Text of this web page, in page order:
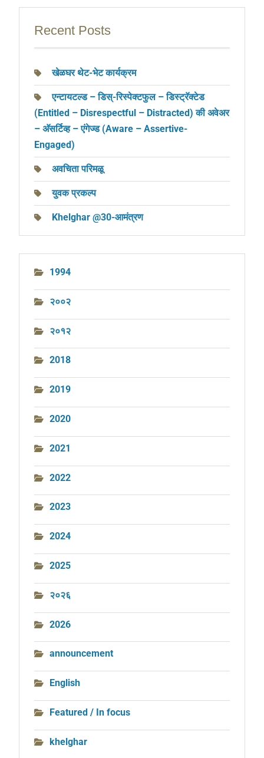
Recent Posts
खेळघर थेट-भेट कार्यक्रम
एन्टायटल्ड – डिस्-रिस्पेक्टफुल – डिस्ट्रॅक्टेड
(Entitled – Disrespectful – Distracted) की अवेअर
– अ‍ॅसर्टिव्ह – एंगेज्ड (Aware – Assertive-
Engaged)
अवचिता परिमळू
युवक प्रकल्प
Khelghar @30-आमंत्रण
1994
२००२
२०१२
2018
2019
2020
2021
2022
2023
2024
2025
२०२६
2026
announcement
English
Featured / In focus
khelghar